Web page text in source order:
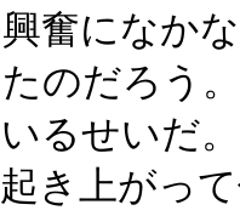
奮になか
のだろう
るせいだ。
き上がっ